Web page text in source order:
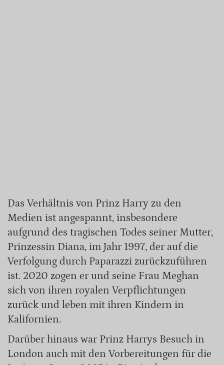
Das Verhältnis von Prinz Harry zu den
Medien ist angespannt, insbesondere
aufgrund des tragischen Todes seiner Mutter,
Prinzessin Diana, im Jahr 1997, der auf die
Verfolgung durch Paparazzi zurückzuführen
ist. 2020 zogen er und seine Frau Meghan
sich von ihren royalen Verpflichtungen
zurück und leben mit ihren Kindern in
Kalifornien.
Darüber hinaus war Prinz Harrys Besuch in
London auch mit den Vorbereitungen für die